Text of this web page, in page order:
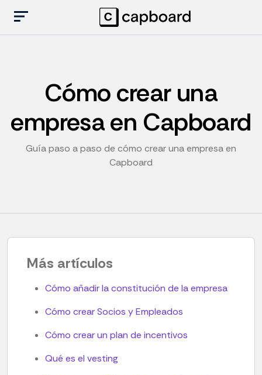
Cómo crear una
empresa en Capboard
Guía paso a paso de cómo crear una empresa en
Capboard
Más artículos
Cómo añadir la constitución de la empresa
Cómo crear Socios y Empleados
Cómo crear un plan de incentivos
Qué es el vesting